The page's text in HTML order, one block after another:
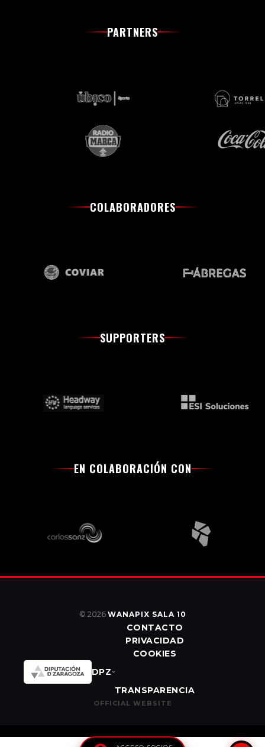
PARTNERS
COLABORADORES
SUPPORTERS
EN COLABORACIÓN CON
© 2026 WANAPIX SALA 10
CONTACTO
PRIVACIDAD
COOKIES
DPZ
TRANSPARENCIA
OFFICIAL WEBSITE